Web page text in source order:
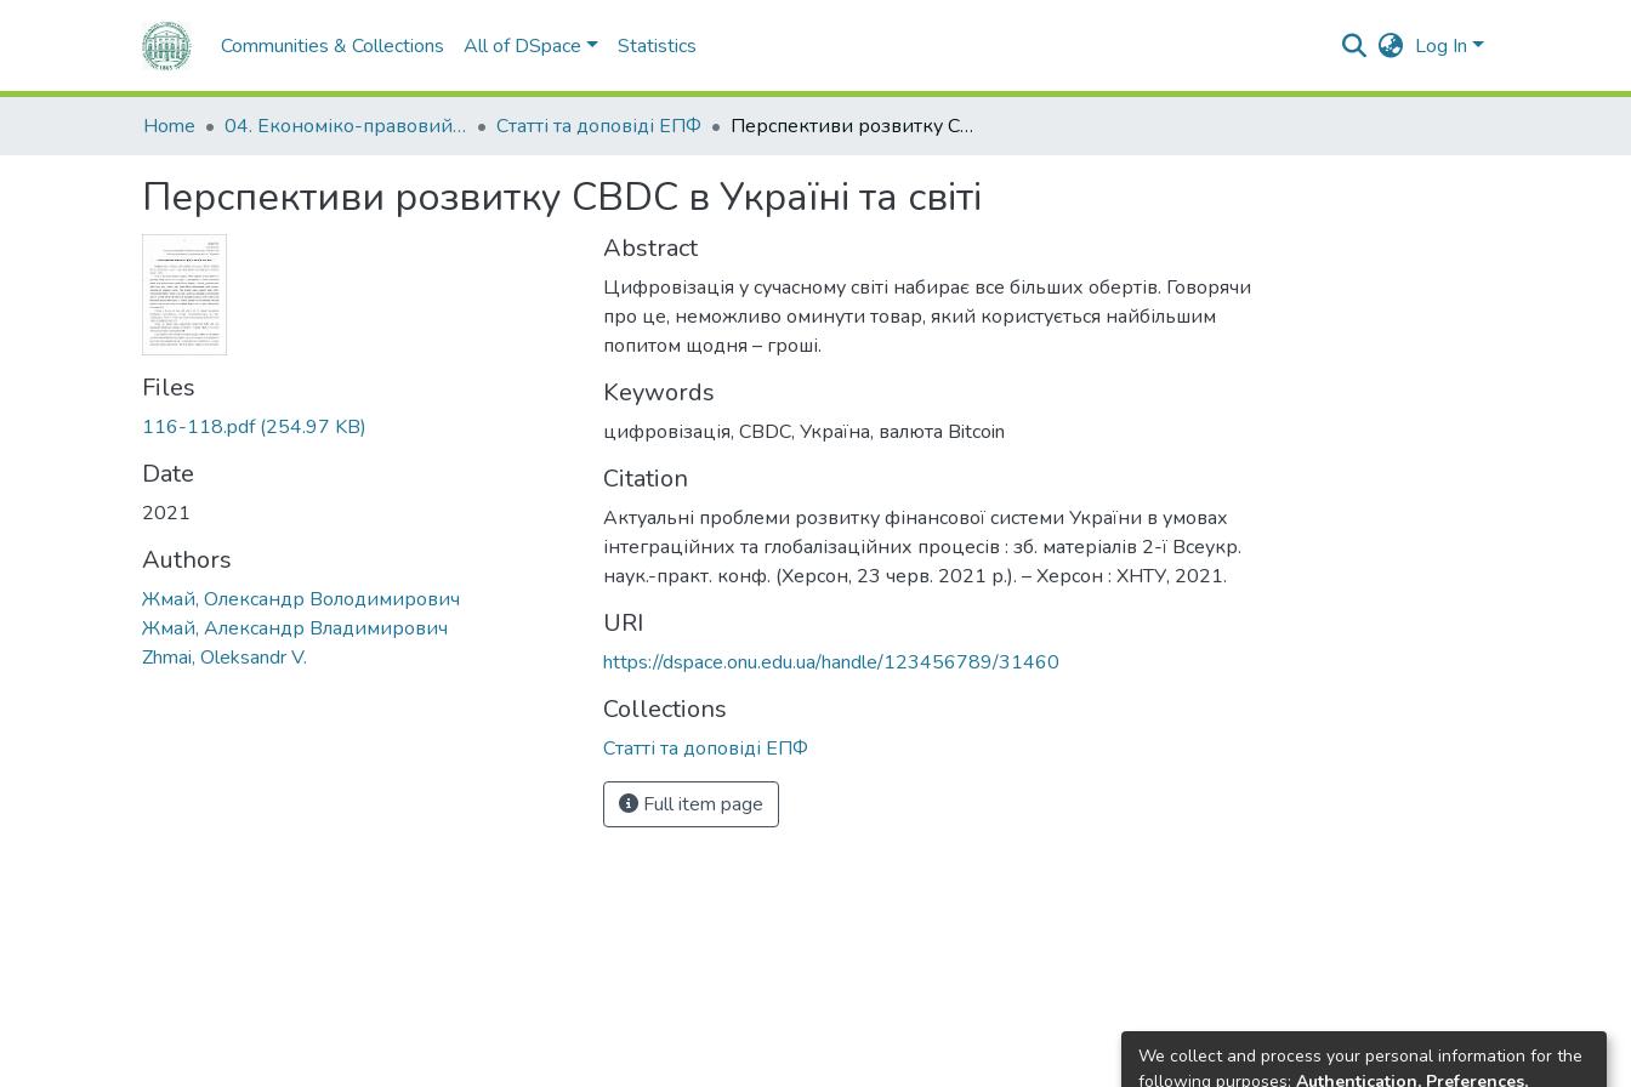
Communities & Collections All of DSpace Statistics Log In
Home 04. Економіко-правовий факультет Статті та доповіді ЕПФ Перспективи розвитку CBDC в Україні та світі
Перспективи розвитку CBDC в Україні та світі
Files
116-118.pdf(254.97 KB)
Date
2021
Authors
Жмай, Олександр Володимирович
Жмай, Александр Владимирович
Zhmai, Oleksandr V.
Abstract
Цифровізація у сучасному світі набирає все більших обертів. Говорячи
про це, неможливо оминути товар, який користується найбільшим
попитом щодня – гроші.
Keywords
цифровізація, CBDC, Україна, валюта Bitcoin
Citation
Актуальні проблеми розвитку фінансової системи України в умовах
інтеграційних та глобалізаційних процесів : зб. матеріалів 2-ї Всеукр.
наук.-практ. конф. (Херсон, 23 черв. 2021 р.). – Херсон : ХНТУ, 2021.
URI
https://dspace.onu.edu.ua/handle/123456789/31460
Collections
Статті та доповіді ЕПФ
Full item page
We collect and process your personal information for the
following purposes: Authentication, Preferences,